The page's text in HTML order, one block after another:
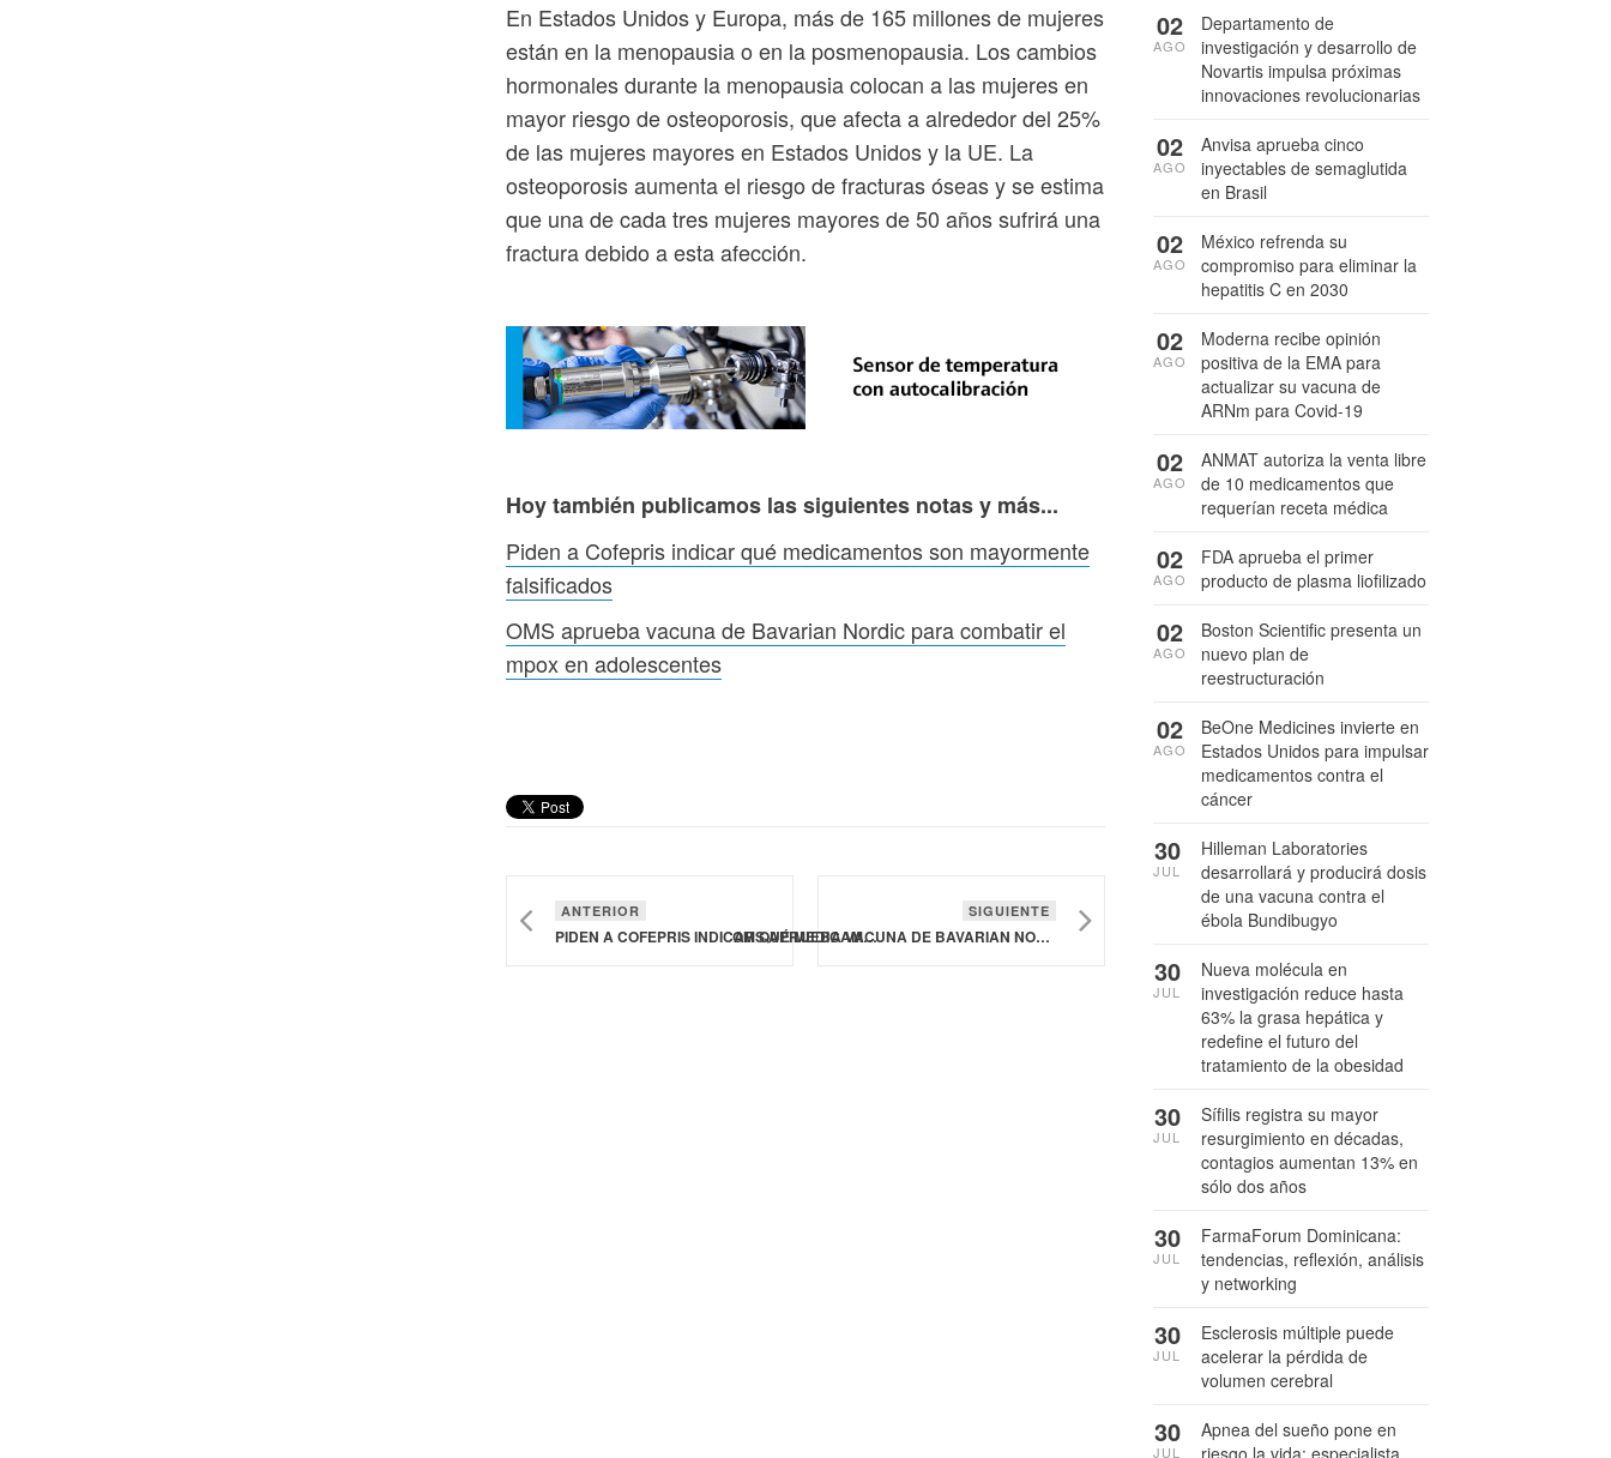
En Estados Unidos y Europa, más de 165 millones de mujeres
están en la menopausia o en la posmenopausia. Los cambios
hormonales durante la menopausia colocan a las mujeres en
mayor riesgo de osteoporosis, que afecta a alrededor del 25%
de las mujeres mayores en Estados Unidos y la UE. La
osteoporosis aumenta el riesgo de fracturas óseas y se estima
que una de cada tres mujeres mayores de 50 años sufrirá una
fractura debido a esta afección.
Hoy también publicamos las siguientes notas y más...
Piden a Cofepris indicar qué medicamentos son mayormente
falsificados
OMS aprueba vacuna de Bavarian Nordic para combatir el
mpox en adolescentes
ANTERIOR
PIDEN A COFEPRIS INDICAR QUÉ MEDICAMENTOS SON MAYORMENTE FALSIFICADOS
SIGUIENTE
OMS APRUEBA VACUNA DE BAVARIAN NORDIC PARA COMBATIR EL MPOX EN ADOLESCENTES
Departamento de
investigación y desarrollo de
Novartis impulsa próximas
innovaciones revolucionarias
02
AGO
Anvisa aprueba cinco
inyectables de semaglutida
en Brasil
02
AGO
México refrenda su
compromiso para eliminar la
hepatitis C en 2030
02
AGO
Moderna recibe opinión
positiva de la EMA para
actualizar su vacuna de
ARNm para Covid-19
02
AGO
ANMAT autoriza la venta libre
de 10 medicamentos que
requerían receta médica
02
AGO
FDA aprueba el primer
producto de plasma liofilizado
02
AGO
Boston Scientific presenta un
nuevo plan de
reestructuración
02
AGO
BeOne Medicines invierte en
Estados Unidos para impulsar
medicamentos contra el
cáncer
02
AGO
Hilleman Laboratories
desarrollará y producirá dosis
de una vacuna contra el
ébola Bundibugyo
30
JUL
Nueva molécula en
investigación reduce hasta
63% la grasa hepática y
redefine el futuro del
tratamiento de la obesidad
30
JUL
Sífilis registra su mayor
resurgimiento en décadas,
contagios aumentan 13% en
sólo dos años
30
JUL
FarmaForum Dominicana:
tendencias, reflexión, análisis
y networking
30
JUL
Esclerosis múltiple puede
acelerar la pérdida de
volumen cerebral
30
JUL
Apnea del sueño pone en
riesgo la vida: especialista
30
JUL